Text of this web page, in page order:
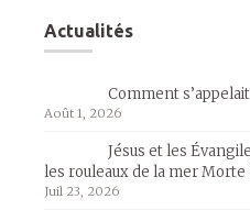
Actualités
Comment
Août 1, 2026
Jésus et les
les rouleaux de la mer
Juil 23, 2026